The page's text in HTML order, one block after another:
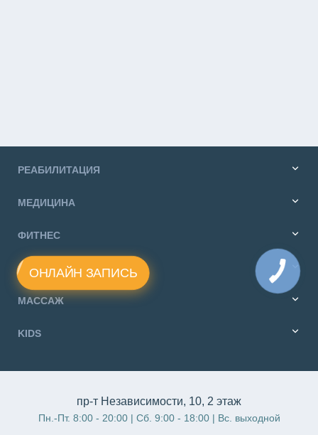
РЕАБИЛИТАЦИЯ
МЕДИЦИНА
ФИТНЕС
ДИЕТОЛОГИЯ
МАССАЖ
KIDS
пр-т Независимости, 10, 2 этаж
Пн.-Пт. 8:00 - 20:00 | Сб. 9:00 - 18:00 | Вс. выходной
ОНЛАЙН ЗАПИСЬ